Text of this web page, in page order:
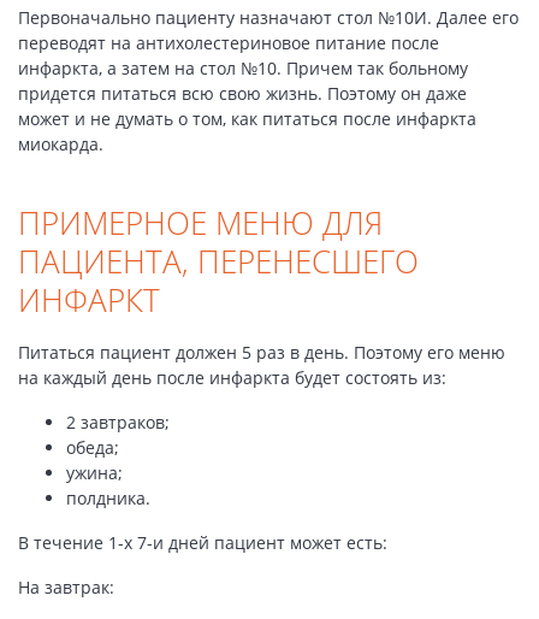
Первоначально пациенту назначают стол №10И. Далее его
переводят на антихолестериновое питание после
инфаркта, а затем на стол №10. Причем так больному
придется питаться всю свою жизнь. Поэтому он даже
может и не думать о том, как питаться после инфаркта
миокарда.
ПРИМЕРНОЕ МЕНЮ ДЛЯ
ПАЦИЕНТА, ПЕРЕНЕСШЕГО
ИНФАРКТ
Питаться пациент должен 5 раз в день. Поэтому его меню
на каждый день после инфаркта будет состоять из:
2 завтраков;
обеда;
ужина;
полдника.
В течение 1-х 7-и дней пациент может есть:
На завтрак: